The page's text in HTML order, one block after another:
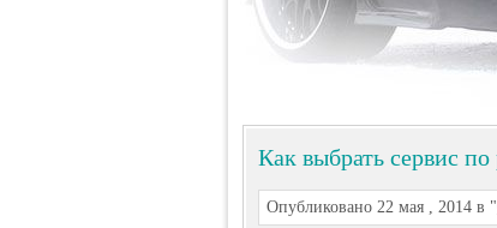
Как выбрать сервис
Опубликовано 22 мая , 2014 в "